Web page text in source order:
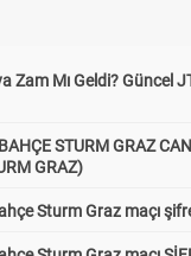
Zam Mı Geldi? Güncel
STURM GRAZ
GRAZ)
Sturm Graz maçı